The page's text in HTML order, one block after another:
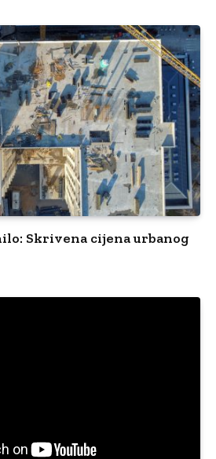
Skrivena cijena urbanog